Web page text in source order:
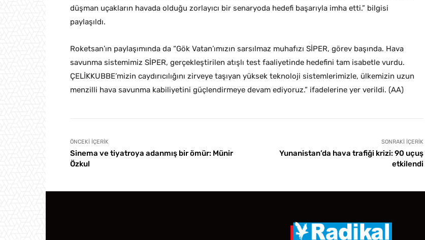
düşman uçakların havada olduğu zorlayıcı bir senaryoda hedefi başarıyla imha etti.” bilgisi
paylaşıldı.
Roketsan’ın paylaşımında da “Gök Vatan’ımızın sarsılmaz muhafızı SİPER, görev başında. Hava
savunma sistemimiz SİPER, gerçekleştirilen atışlı test faaliyetinde hedefini tam isabetle vurdu.
ÇELİKKUBBE’mizin caydırıcılığını zirveye taşıyan yüksek teknoloji sistemlerimizle, ülkemizin uzun
menzilli hava savunma kabiliyetini güçlendirmeye devam ediyoruz.” ifadelerine yer verildi. (AA)
ÖNCEKI İÇERIK
Sinema ve tiyatroya adanmış bir ömür: Münir
Özkul
SONRAKI İÇERIK
Yunanistan’da hava trafiği krizi: 90 uçuş
etkilendi